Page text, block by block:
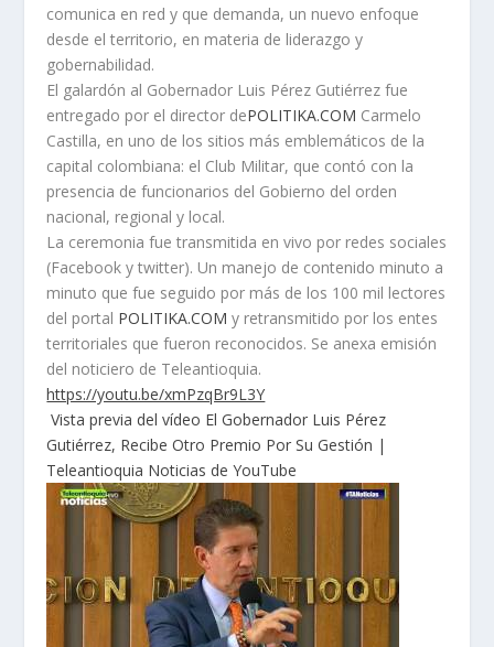
comunica en red y que demanda, un nuevo enfoque
desde el territorio, en materia de liderazgo y
gobernabilidad.
El galardón al Gobernador Luis Pérez Gutiérrez fue
entregado por el director dePOLITIKA.COM Carmelo
Castilla, en uno de los sitios más emblemáticos de la
capital colombiana: el Club Militar, que contó con la
presencia de funcionarios del Gobierno del orden
nacional, regional y local.
La ceremonia fue transmitida en vivo por redes sociales
(Facebook y twitter). Un manejo de contenido minuto a
minuto que fue seguido por más de los 100 mil lectores
del portal POLITIKA.COM y retransmitido por los entes
territoriales que fueron reconocidos. Se anexa emisión
del noticiero de Teleantioquia.
https://youtu.be/xmPzqBr9L3Y
Vista previa del vídeo El Gobernador Luis Pérez
Gutiérrez, Recibe Otro Premio Por Su Gestión |
Teleantioquia Noticias de YouTube